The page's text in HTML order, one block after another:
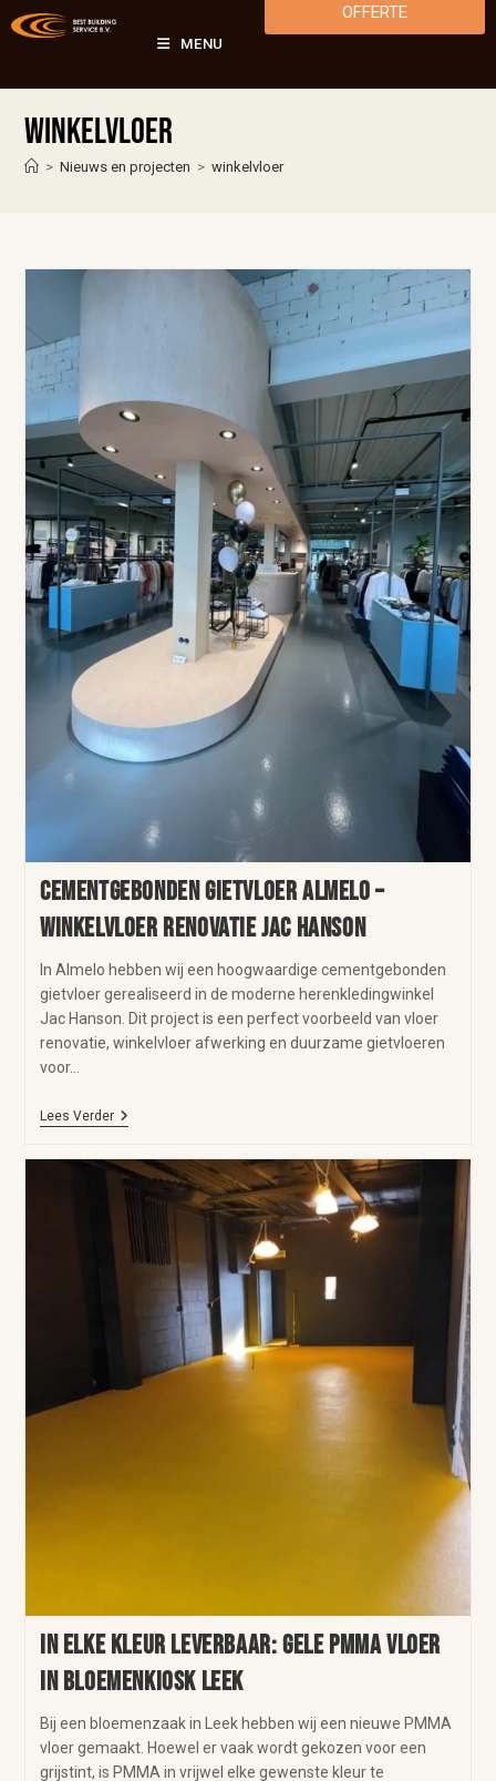
MENU
OFFERTE
winkelvloer
> Nieuws en projecten > winkelvloer
Cementgebonden Gietvloer Almelo –
Winkelvloer Renovatie Jac Hanson
In Almelo hebben wij een hoogwaardige cementgebonden
gietvloer gerealiseerd in de moderne herenkledingwinkel
Jac Hanson. Dit project is een perfect voorbeeld van vloer
renovatie, winkelvloer afwerking en duurzame gietvloeren
voor…
Lees Verder
In elke kleur leverbaar: gele PMMA vloer
in bloemenkiosk Leek
Bij een bloemenzaak in Leek hebben wij een nieuwe PMMA
vloer gemaakt. Hoewel er vaak wordt gekozen voor een
grijstint, is PMMA in vrijwel elke gewenste kleur te